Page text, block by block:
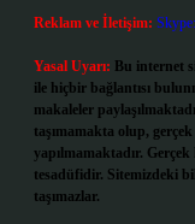
Reklam ve İletişim:
Yasal Uyarı: Bu internet
ile hiçbir bağlantısı
makaleler
taşımamakta olup,
yapılmamaktadır.
tesadüfidir. Sitemizdeki
taşımazlar.